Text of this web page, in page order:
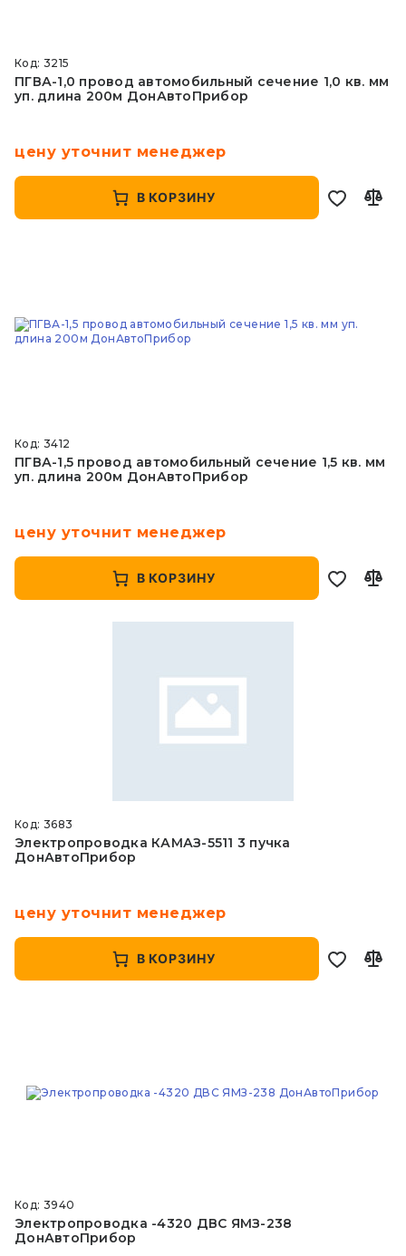
Код: 3215
ПГВА-1,0 провод автомобильный сечение 1,0 кв. мм
уп. длина 200м ДонАвтоПрибор
цену уточнит менеджер
В КОРЗИНУ
Код: 3412
ПГВА-1,5 провод автомобильный сечение 1,5 кв. мм
уп. длина 200м ДонАвтоПрибор
цену уточнит менеджер
В КОРЗИНУ
Код: 3683
Электропроводка КАМАЗ-5511 3 пучка
ДонАвтоПрибор
цену уточнит менеджер
В КОРЗИНУ
Код: 3940
Электропроводка -4320 ДВС ЯМЗ-238
ДонАвтоПрибор